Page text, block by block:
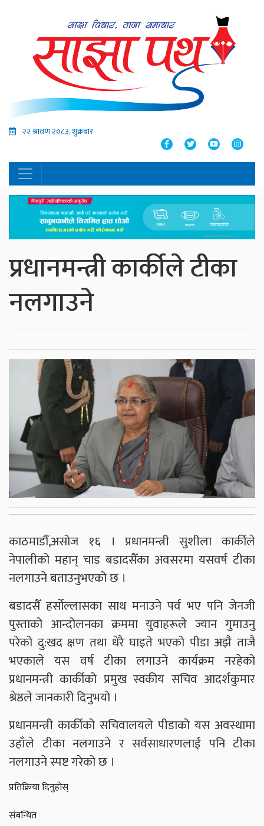
२२ श्रावण २०८३, शुक्रबार
प्रधानमन्त्री कार्कीले टीका
नलगाउने
काठमाडौँ,असोज १६ । प्रधानमन्त्री सुशीला कार्कीले
नेपालीको महान् चाड बडादसैँका अवसरमा यसवर्ष टीका
नलगाउने बताउनुभएको छ ।
बडादसैँ हर्सोल्लासका साथ मनाउने पर्व भए पनि जेनजी
पुस्ताको आन्दोलनका क्रममा युवाहरूले ज्यान गुमाउनु
परेको दु:खद क्षण तथा धेरै घाइते भएको पीडा अझै ताजै
भएकाले यस वर्ष टीका लगाउने कार्यक्रम नरहेको
प्रधानमन्त्री कार्कीको प्रमुख स्वकीय सचिव आदर्शकुमार
श्रेष्ठले जानकारी दिनुभयो ।
प्रधानमन्त्री कार्कीको सचिवालयले पीडाको यस अवस्थामा
उहाँले टीका नलगाउने र सर्वसाधारणलाई पनि टीका
नलगाउने स्पष्ट गरेको छ ।
प्रतिक्रिया दिनुहोस्
संबन्धित